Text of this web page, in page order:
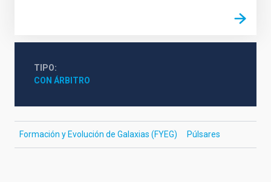
TIPO
CON ÁRBITRO
Formación y Evolución de Galaxias (FYEG) Púlsares